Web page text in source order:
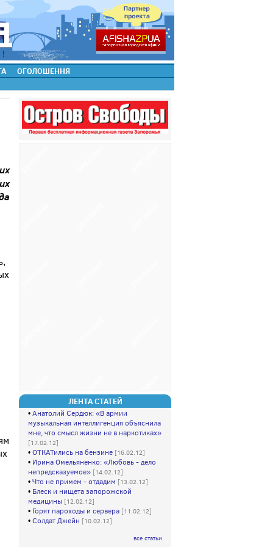
ОГОЛОШЕННЯ
ЛЕНТА СТАТЕЙ
•Анатолий Сердюк: «В армии
музыкальная интеллигенция объяснила
мне, что смысл жизни не в наркотиках»
[17.02.12]
•ОТКАТились на бензине [16.02.12]
• Ирина Омельяненко: «Любовь - дело
непредсказуемое» [14.02.12]
•Что не примем - отдадим [13.02.12]
• Блеск и нищета запорожской
медицины [12.02.12]
• Горят пароходы и сервера [11.02.12]
•Солдат Джейн [10.02.12]
все статьи